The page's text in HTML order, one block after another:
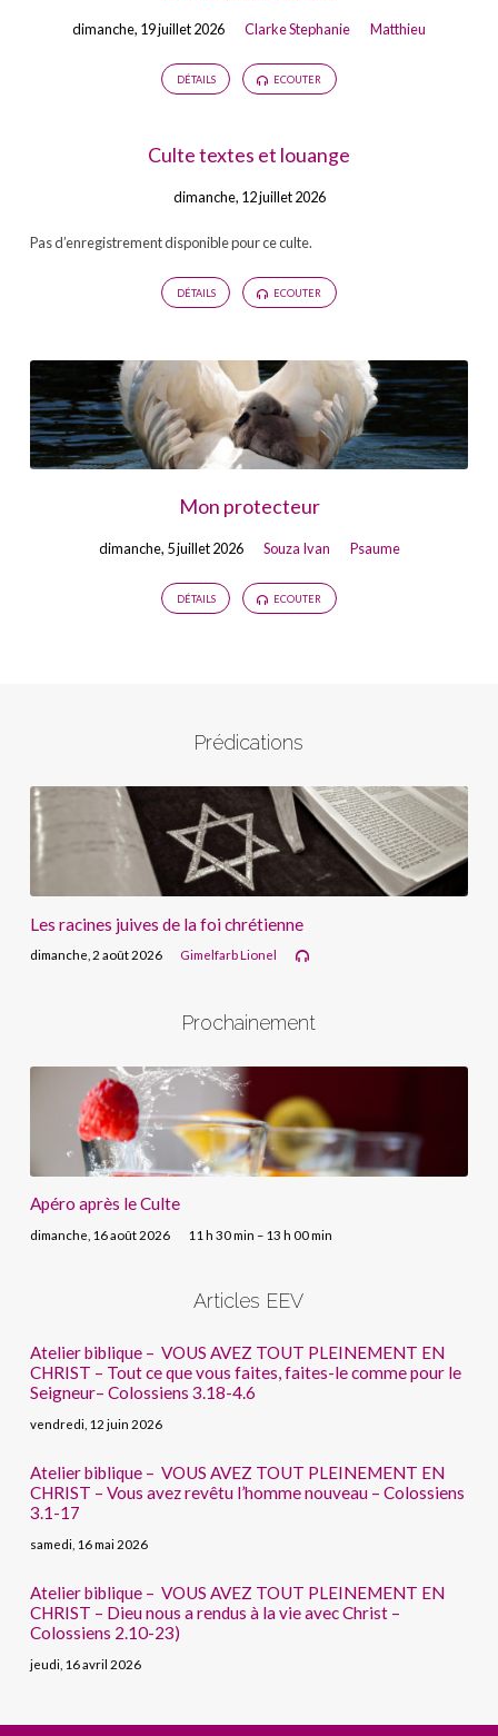
dimanche, 19 juillet 2026 Clarke Stephanie Matthieu
DÉTAILS ECOUTER
Culte textes et louange
dimanche, 12 juillet 2026
Pas d’enregistrement disponible pour ce culte.
DÉTAILS ECOUTER
Mon protecteur
dimanche, 5 juillet 2026 Souza Ivan Psaume
DÉTAILS ECOUTER
Prédications
Les racines juives de la foi chrétienne
dimanche, 2 août 2026 Gimelfarb Lionel
Prochainement
Apéro après le Culte
dimanche, 16 août 2026 11 h 30 min – 13 h 00 min
Articles EEV
Atelier biblique – VOUS AVEZ TOUT PLEINEMENT EN
CHRIST – Tout ce que vous faites, faites-le comme pour le
Seigneur– Colossiens 3.18-4.6
vendredi, 12 juin 2026
Atelier biblique – VOUS AVEZ TOUT PLEINEMENT EN
CHRIST – Vous avez revêtu l’homme nouveau – Colossiens
3.1-17
samedi, 16 mai 2026
Atelier biblique – VOUS AVEZ TOUT PLEINEMENT EN
CHRIST – Dieu nous a rendus à la vie avec Christ –
Colossiens 2.10-23)
jeudi, 16 avril 2026